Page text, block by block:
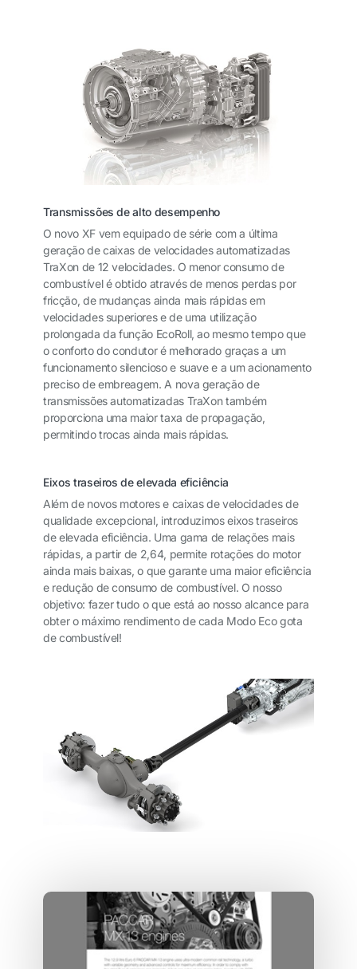
Transmissões de alto desempenho
O novo XF vem equipado de série com a última
geração de caixas de velocidades automatizadas
TraXon de 12 velocidades. O menor consumo de
combustível é obtido através de menos perdas por
fricção, de mudanças ainda mais rápidas em
velocidades superiores e de uma utilização
prolongada da função EcoRoll, ao mesmo tempo que
o conforto do condutor é melhorado graças a um
funcionamento silencioso e suave e a um acionamento
preciso de embreagem. A nova geração de
transmissões automatizadas TraXon também
proporciona uma maior taxa de propagação,
permitindo trocas ainda mais rápidas.
Eixos traseiros de elevada eficiência
Além de novos motores e caixas de velocidades de
qualidade excepcional, introduzimos eixos traseiros
de elevada eficiência. Uma gama de relações mais
rápidas, a partir de 2,64, permite rotações do motor
ainda mais baixas, o que garante uma maior eficiência
e redução de consumo de combustível. O nosso
objetivo: fazer tudo o que está ao nosso alcance para
obter o máximo rendimento de cada Modo Eco gota
de combustível!